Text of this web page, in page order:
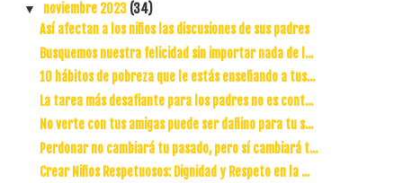
▼ noviembre 2023 (34)
Así afectan a los niños las discusiones de sus padres
Busquemos nuestra felicidad sin importar nada de l...
10 hábitos de pobreza que le estás enseñando a tus...
La tarea más desafiante para los padres no es cont...
No verte con tus amigas puede ser dañino para tu s...
Perdonar no cambiará tu pasado, pero sí cambiará t...
Crear Niños Respetuosos: Dignidad y Respeto en la ...